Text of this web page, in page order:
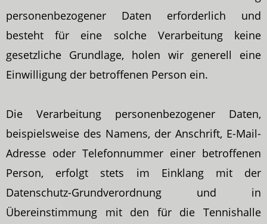
personenbezogener Daten erforderlich und
besteht für eine solche Verarbeitung keine
gesetzliche Grundlage, holen wir generell eine
Einwilligung der betroffenen Person ein.
Die Verarbeitung personenbezogener Daten,
beispielsweise des Namens, der Anschrift, E-Mail-
Adresse oder Telefonnummer einer betroffenen
Person, erfolgt stets im Einklang mit der
Datenschutz-Grundverordnung und in
Übereinstimmung mit den für die Tennishalle